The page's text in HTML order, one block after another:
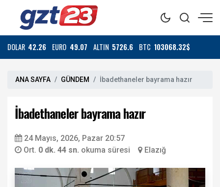
DOLAR 42.26 EURO 49.07 ALTIN 5726.6 BTC 103068.32$
ANA SAYFA GÜNDEM İbadethaneler bayrama hazır
İbadethaneler bayrama hazır
24 Mayıs, 2026, Pazar 20:57
Ort. 0 dk. 44 sn. okuma süresi Elazığ